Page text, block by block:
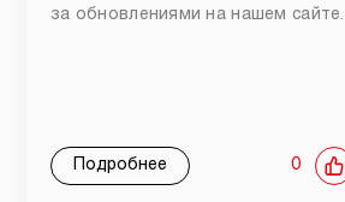
за обновлениями на нашем сайте.
Подробнее 0